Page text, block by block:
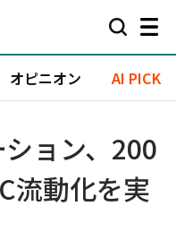
オピニオン AI PICK
ョン、200
流動化を実